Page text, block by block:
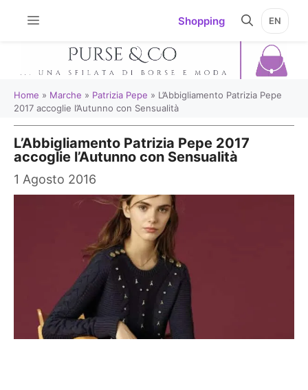
Shopping EN
Home » Marche » Patrizia Pepe » L’Abbigliamento Patrizia Pepe
2017 accoglie l’Autunno con Sensualità
L’Abbigliamento Patrizia Pepe 2017
accoglie l’Autunno con Sensualità
1 Agosto 2016